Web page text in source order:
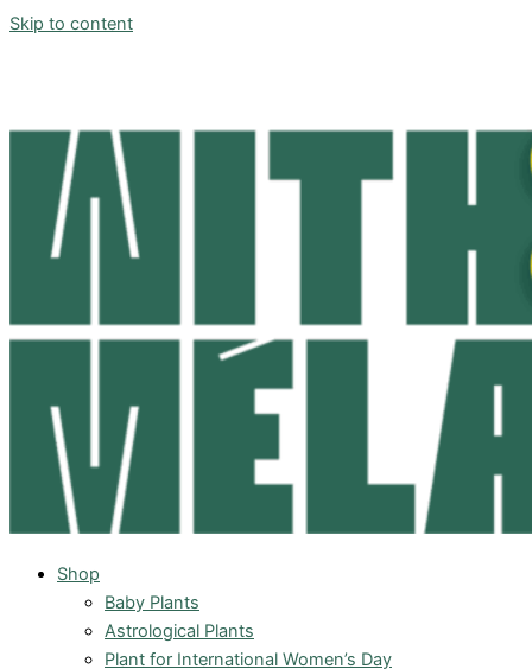
Skip to content
Shop
Baby Plants
Astrological Plants
Plant for International Women’s Day